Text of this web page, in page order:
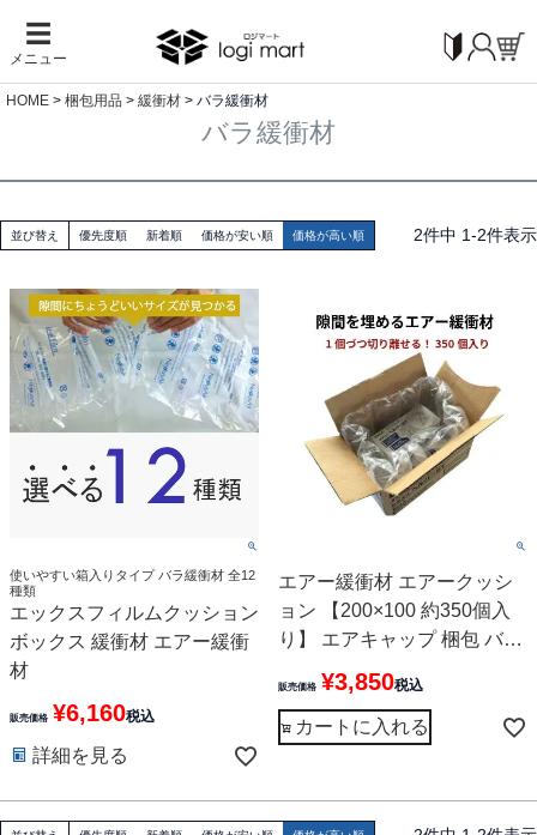
☰
メニュー
HOME 梱包用品 緩衝材 バラ緩衝材
バラ緩衝材
並び替え 優先度順 新着順 価格が安い順 価格が高い順 2件中 1-2件表示
使いやすい箱入りタイプ バラ緩衝材 全12
種類
エックスフィルムクッション
ボックス 緩衝材 エアー緩衝
材
販売価格 ¥6,160税込
詳細を見る
エアー緩衝材 エアークッシ
ョン 【200×100 約350個入
り】 エアキャップ 梱包 バラ
販売価格 ¥3,850税込
カートに入れる